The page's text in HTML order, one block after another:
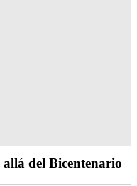
del Bicentenario